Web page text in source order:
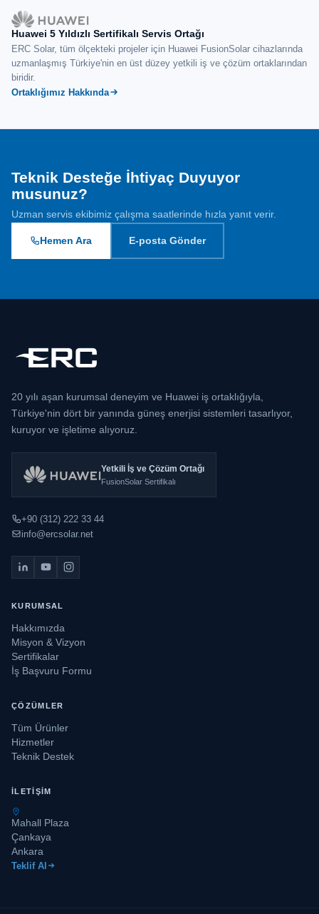
Huawei 5 Yıldızlı Sertifikalı Servis Ortağı
ERC Solar, tüm ölçekteki projeler için Huawei FusionSolar cihazlarında
uzmanlaşmış Türkiye'nin en üst düzey yetkili iş ve çözüm ortaklarından
biridir.
Ortaklığımız Hakkında
Teknik Desteğe İhtiyaç Duyuyor
musunuz?
Uzman servis ekibimiz çalışma saatlerinde hızla yanıt verir.
Hemen Ara E-posta Gönder
20 yılı aşan kurumsal deneyim ve Huawei iş ortaklığıyla,
Türkiye'nin dört bir yanında güneş enerjisi sistemleri tasarlıyor,
kuruyor ve işletime alıyoruz.
Yetkili İş ve Çözüm Ortağı
FusionSolar Sertifikalı
+90 (312) 222 33 44
info@ercsolar.net
KURUMSAL
Hakkımızda
Misyon & Vizyon
Sertifikalar
İş Başvuru Formu
ÇÖZÜMLER
Tüm Ürünler
Hizmetler
Teknik Destek
İLETIŞIM
Mahall Plaza
Çankaya
Ankara
Teklif Al